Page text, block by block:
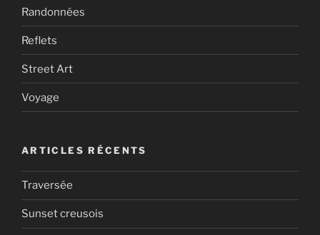
Randonnées
Reflets
Street Art
Voyage
ARTICLES RÉCENTS
Traversée
Sunset creusois